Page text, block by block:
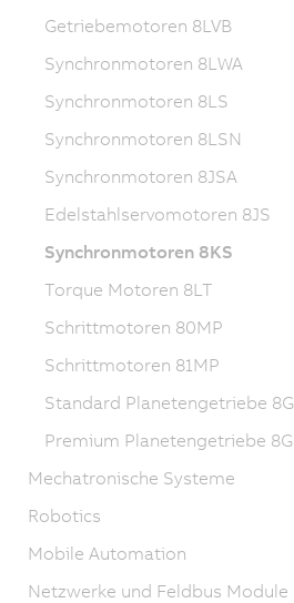
Getriebemotoren 8LVB
Synchronmotoren 8LWA
Synchronmotoren 8LS
Synchronmotoren 8LSN
Synchronmotoren 8JSA
Edelstahlservomotoren 8JS
Synchronmotoren 8KS
Torque Motoren 8LT
Schrittmotoren 80MP
Schrittmotoren 81MP
Standard Planetengetriebe 8G
Premium Planetengetriebe 8G
Mechatronische Systeme
Robotics
Mobile Automation
Netzwerke und Feldbus Module